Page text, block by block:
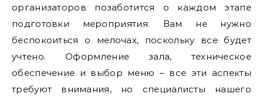
организаторов позаботится о каждом этапе
подготовки мероприятия. Вам не нужно
беспокоиться о мелочах, поскольку все будет
учтено. Оформление зала, техническое
обеспечение и выбор меню – все эти аспекты
требуют внимания, но специалисты нашего